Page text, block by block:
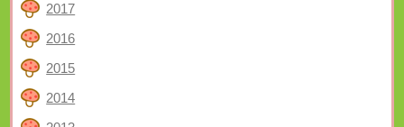
2017
2016
2015
2014